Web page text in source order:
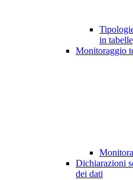
in
Monitoraggio
Dichiarazioni
dei dati